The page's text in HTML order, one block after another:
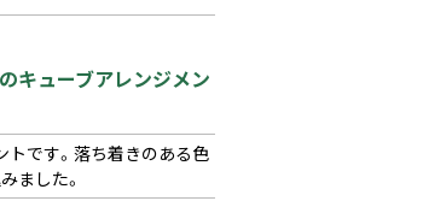
キューブアレンジメン
です。落ち着きのある色
ました。